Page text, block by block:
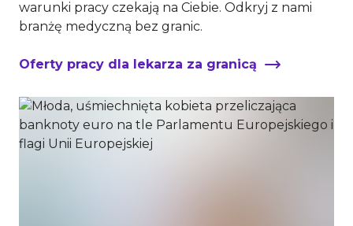
warunki pracy czekają na Ciebie. Odkryj z nami
branżę medyczną bez granic.
Oferty pracy dla lekarza za granicą